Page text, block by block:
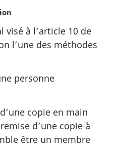
visé à l’article 10 de
l’une des méthodes
personne
copie en main
d’une copie à
être un membre